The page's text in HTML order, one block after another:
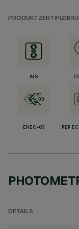
BIS
ENEC-03 PEP
DETAILS